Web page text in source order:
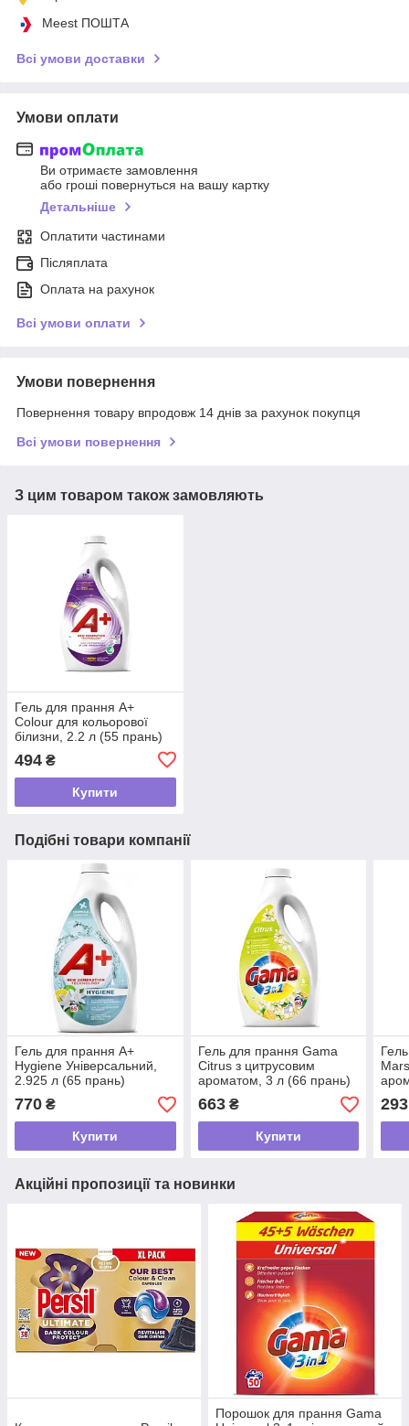
Meest ПОШТА
Всі умови доставки
Умови оплати
Ви отримаєте замовлення
або гроші повернуться на вашу картку
Детальніше
Оплатити частинами
Післяплата
Оплата на рахунок
Всі умови оплати
Умови повернення
Повернення товару впродовж 14 днів за рахунок покупця
Всі умови повернення
З цим товаром також замовляють
Гель для прання A+
Colour для кольорової
білизни, 2.2 л (55 прань)
494 ₴
Купити
Подібні товари компанії
Гель для прання A+
Hygiene Універсальний,
2.925 л (65 прань)
770 ₴
Купити
Гель для прання Gama
Citrus з цитрусовим
ароматом, 3 л (66 прань)
663₴
Купити
293
Акційні пропозиції та новинки
Порошок для прання Gama